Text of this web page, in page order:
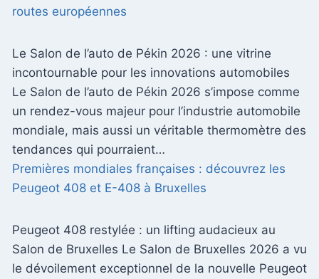
routes européennes
Le Salon de l’auto de Pékin 2026 : une vitrine
incontournable pour les innovations automobiles
Le Salon de l’auto de Pékin 2026 s’impose comme
un rendez-vous majeur pour l’industrie automobile
mondiale, mais aussi un véritable thermomètre des
tendances qui pourraient…
Premières mondiales françaises : découvrez les
Peugeot 408 et E-408 à Bruxelles
Peugeot 408 restylée : un lifting audacieux au
Salon de Bruxelles Le Salon de Bruxelles 2026 a vu
le dévoilement exceptionnel de la nouvelle Peugeot